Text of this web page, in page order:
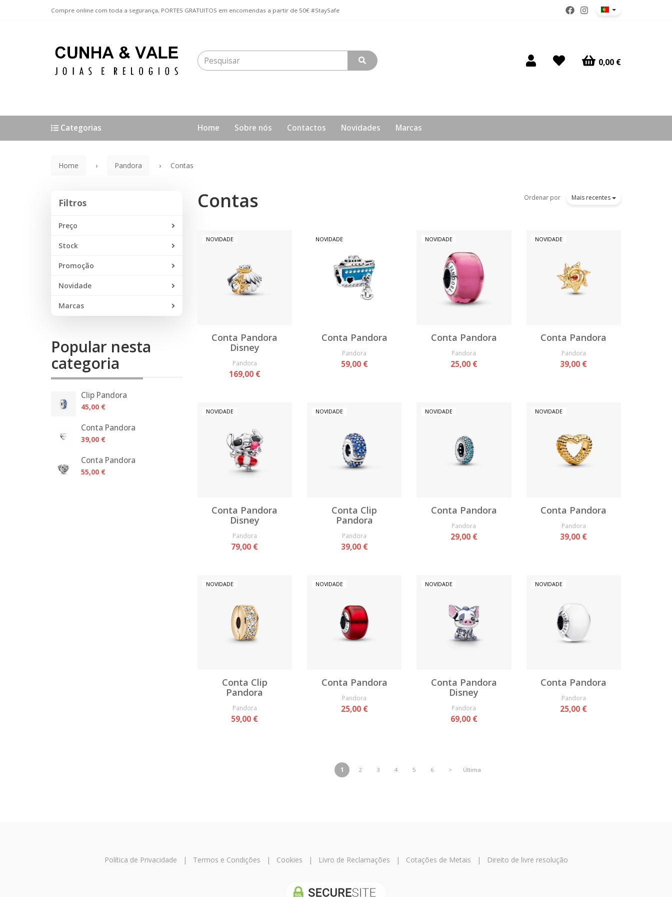
Compre online com toda a segurança, PORTES GRATUITOS em encomendas a partir de 50€ #StaySafe
0,00 €
Home Sobre nós Contactos Novidades Marcas
Categorias
Home Pandora Contas
Filtros
Preço
Stock
Promoção
Novidade
Marcas
Popular nesta
categoria
Clip Pandora
45,00 €
Conta Pandora
39,00 €
Conta Pandora
55,00 €
Contas Ordenar por Mais recentes
NOVIDADE
Conta Pandora
Disney
Pandora
169,00 €
NOVIDADE
Conta Pandora
Pandora
59,00 €
NOVIDADE
Conta Pandora
Pandora
25,00 €
NOVIDADE
Conta Pandora
Pandora
39,00 €
NOVIDADE
Conta Pandora
Disney
Pandora
79,00 €
NOVIDADE
Conta Clip
Pandora
Pandora
39,00 €
NOVIDADE
Conta Pandora
Pandora
29,00 €
NOVIDADE
Conta Pandora
Pandora
39,00 €
NOVIDADE
Conta Clip
Pandora
Pandora
59,00 €
NOVIDADE
Conta Pandora
Pandora
25,00 €
NOVIDADE
Conta Pandora
Disney
Pandora
69,00 €
NOVIDADE
Conta Pandora
Pandora
25,00 €
1 2 3 4 5 6 > Última
Política de Privacidade | Termos e Condições | Cookies | Livro de Reclamações | Cotações de Metais | Direito de livre resolução